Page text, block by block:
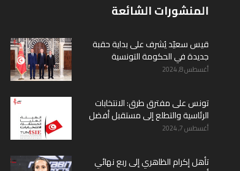
المنشورات الشائعة
قيس سعيّد يُشرف على بداية حقبة
جديدة في الحكومة التونسية
أغسطس 8, 2024
تونس على مفترق طرق: الانتخابات
الرئاسية والتطلع إلى مستقبل أفضل
أغسطس 7, 2024
تأهل إكرام الظاهري إلى ربع نهائي